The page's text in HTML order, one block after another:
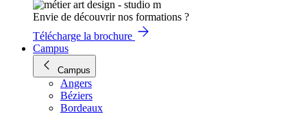
Envie de découvrir nos formations ?
Télécharge la brochure
Campus
Campus
Angers
Béziers
Bordeaux